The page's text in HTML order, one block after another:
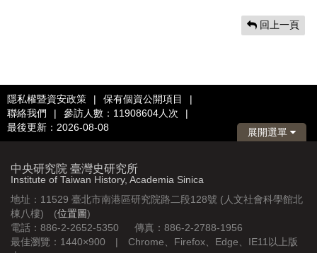
回上一頁
隱私權暨資安政策 | 保有個資公開項目
|
聯絡我們
| 參訪人數：11908604人次
|
最後更新：2026-08-08
展開選單
中央研究院 臺灣史研究所
Institute of Taiwan History, Academia Sinica
地址：11529 臺北市南港區研究院路二段128號 (人文社會科學館北
棟八樓) (位置圖)
電話：886-2-2652-5350 傳真：886-2-2788-1956
最佳瀏覽：1440×900 | Chrome、Firefox、Edge、IE11以上版